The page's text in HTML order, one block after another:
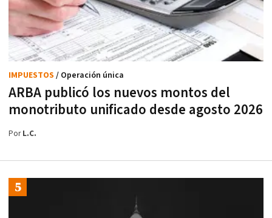
ARBA publicó los nuevos montos del
monotributo unificado desde agosto 2026
IMPUESTOS / Operación única
PorL.C.